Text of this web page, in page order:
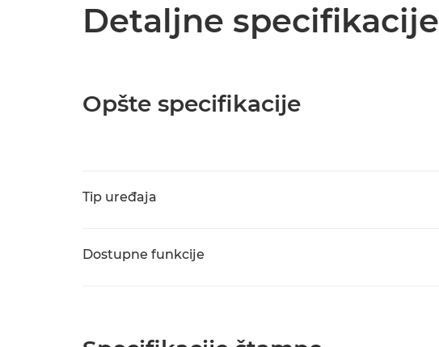
Detaljne specifikacije
Opšte specifikacije
Tip uređaja
Dostupne funkcije